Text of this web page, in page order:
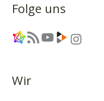
Folge uns
Link RSS-Feed YouTube Link Instagram
Wir